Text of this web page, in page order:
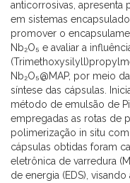
anticorrosivas, apresenta
em sistemas
promover o
Nb₂O₅ e avaliar a
Nb₂O₅@MAP, por meio
síntese das cápsulas.
método de emulsão de
empregadas as rotas de
polimerização in situ
cápsulas obtidas foram
eletrônica de varredura
de energia (EDS),